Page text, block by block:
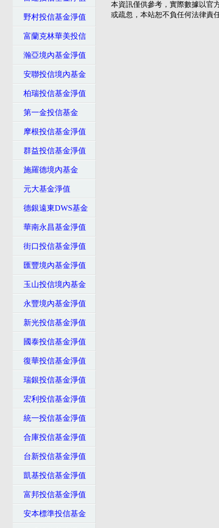
野村投信基金淨值
富蘭克林華美投信
瀚亞境內基金淨值
安聯投信境內基金
柏瑞投信基金淨值
第一金投信基金
摩根投信基金淨值
群益投信基金淨值
施羅德境內基金
元大基金淨值
德銀遠東DWS基金
華南永昌基金淨值
街口投信基金淨值
匯豐境內基金淨值
玉山投信境內基金
永豐境內基金淨值
新光投信基金淨值
國泰投信基金淨值
復華投信基金淨值
瑞銀投信基金淨值
宏利投信基金淨值
統一投信基金淨值
合庫投信基金淨值
台新投信基金淨值
凱基投信基金淨值
富邦投信基金淨值
安本標準投信基金
本資訊僅供參考，實際數據以官
或疏忽，本站恕不負任何法律責